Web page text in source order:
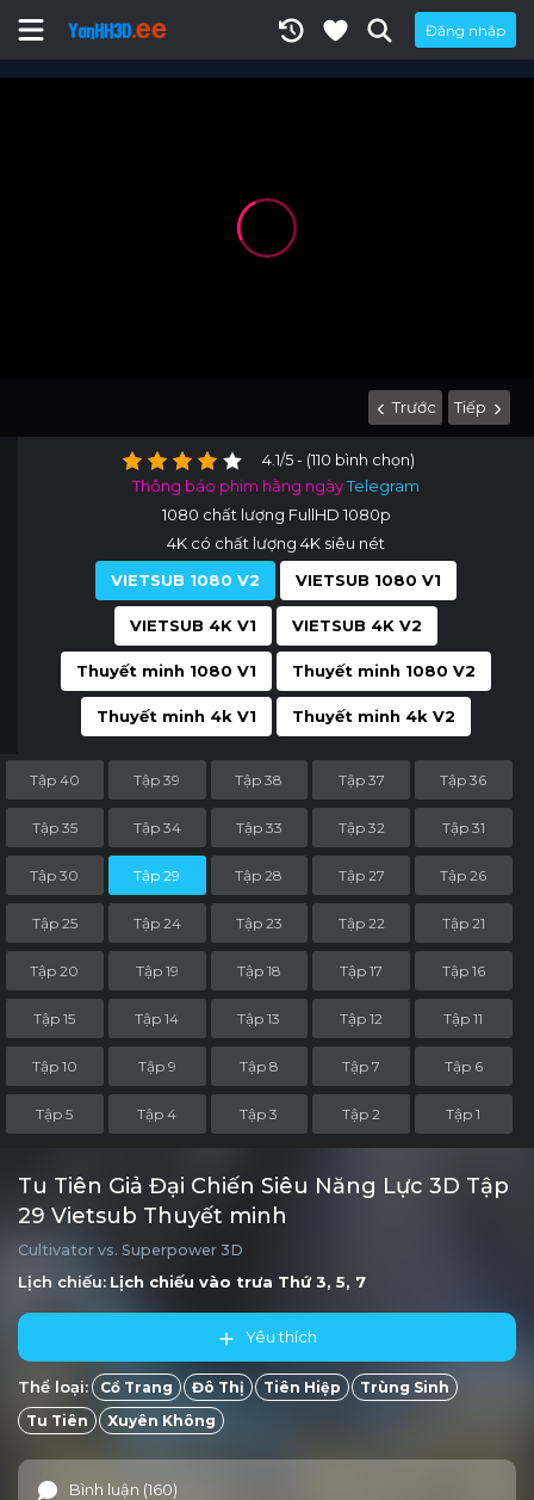
Đăng nhập
Trước Tiếp
4.1/5 - (110 bình chọn)
Thông báo phim hằng ngàyTelegram
1080 chất lượng FullHD 1080p
4K có chất lượng 4K siêu nét
VIETSUB 1080 V2
VIETSUB 1080 V1
VIETSUB 4K V1 VIETSUB 4K V2
Thuyết minh 1080 V1 Thuyết minh 1080 V2
Thuyết minh 4k V1 Thuyết minh 4k V2
Tập 40 Tập 39 Tập 38 Tập 37 Tập 36
Tập 35 Tập 34 Tập 33 Tập 32 Tập 31
Tập 30 Tập 29 Tập 28 Tập 27 Tập 26
Tập 25 Tập 24 Tập 23 Tập 22 Tập 21
Tập 20 Tập 19 Tập 18 Tập 17 Tập 16
Tập 15 Tập 14 Tập 13 Tập 12 Tập 11
Tập 10 Tập 9 Tập 8 Tập 7 Tập 6
Tập 5 Tập 4 Tập 3 Tập 2 Tập 1
Tu Tiên Giả Đại Chiến Siêu Năng Lực 3D Tập
29 Vietsub Thuyết minh
Cultivator vs. Superpower 3D
Lịch chiếu: Lịch chiếu vào trưa Thứ 3, 5, 7
Yêu thích
Thể loại: Cổ Trang Đô Thị Tiên Hiệp
Trùng Sinh
Tu Tiên
Xuyên Không
Bình luận (160)